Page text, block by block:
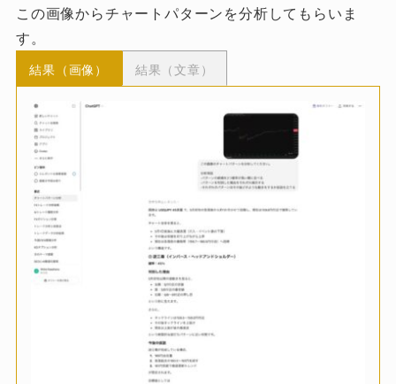
この画像からチャートパターンを分析してもらいま
す。
結果（画像） 結果（文章）